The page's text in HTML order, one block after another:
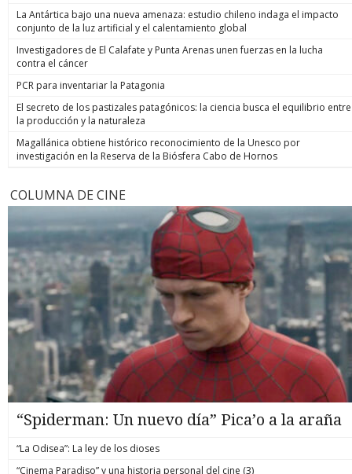
La Antártica bajo una nueva amenaza: estudio chileno indaga el impacto
conjunto de la luz artificial y el calentamiento global
Investigadores de El Calafate y Punta Arenas unen fuerzas en la lucha
contra el cáncer
PCR para inventariar la Patagonia
El secreto de los pastizales patagónicos: la ciencia busca el equilibrio entre
la producción y la naturaleza
Magallánica obtiene histórico reconocimiento de la Unesco por
investigación en la Reserva de la Biósfera Cabo de Hornos
COLUMNA DE CINE
“Spiderman: Un nuevo día” Pica’o a la araña
“La Odisea”: La ley de los dioses
“Cinema Paradiso” y una historia personal del cine (3)